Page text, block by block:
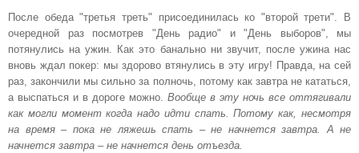
После обеда "третья треть" присоединилась ко "второй трети". В
очередной раз посмотрев "День радио" и "День выборов", мы
потянулись на ужин. Как это банально ни звучит, после ужина нас
вновь ждал покер: мы здорово втянулись в эту игру! Правда, на сей
раз, закончили мы сильно за полночь, потому как завтра не кататься,
а выспаться и в дороге можно. Вообще в эту ночь все оттягивали
как могли момент когда надо идти спать. Потому как, несмотря
на время – пока не ляжешь спать – не начнется завтра. А не
начнется завтра – не начнется день отъезда.